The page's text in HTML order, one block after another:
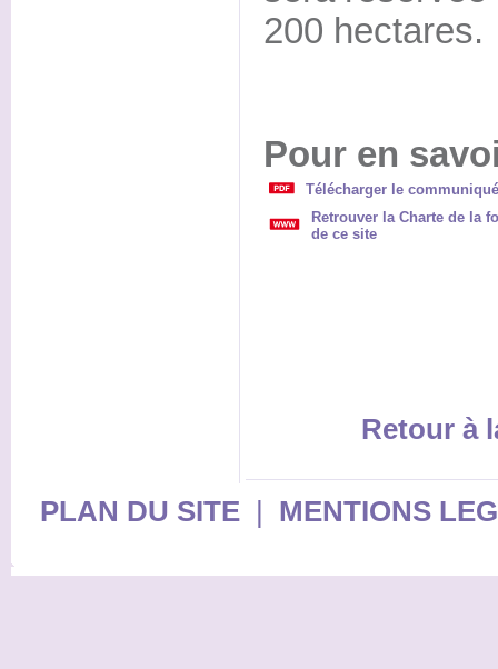
200 hectares.
Pour en
Télécharger le
Retrouver la Charte de la
de ce site
Retour à
PLAN DU SITE| MENTIONS